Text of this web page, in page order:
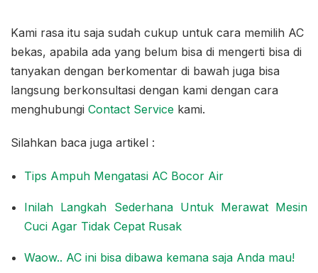
Kami rasa itu saja sudah cukup untuk cara memilih AC
bekas, apabila ada yang belum bisa di mengerti bisa di
tanyakan dengan berkomentar di bawah juga bisa
langsung berkonsultasi dengan kami dengan cara
menghubungi Contact Service kami.
Silahkan baca juga artikel :
Tips Ampuh Mengatasi AC Bocor Air
Inilah Langkah Sederhana Untuk Merawat Mesin
Cuci Agar Tidak Cepat Rusak
Waow.. AC ini bisa dibawa kemana saja Anda mau!